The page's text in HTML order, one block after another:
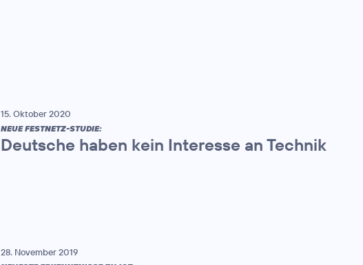
15. Oktober 2020
NEUE FESTNETZ-STUDIE:
Deutsche haben kein Interesse an Technik
28. November 2019